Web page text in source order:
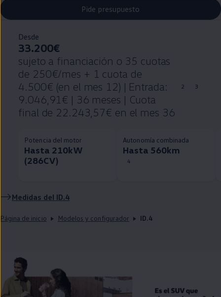
Pide presupuesto
Desde
33.200€
sujeto a financiación o 35 cuotas
de 250€/mes + 1 cuota de
4.500€ (en el mes 12) | Entrada:
9.046,91€ | 36 meses | Cuota
final de 22.243,57€ en el mes 36
2 3
Potencia del motor
Hasta 210kW
(286CV)
Autonomía combinada
Hasta 560km
4
Medidas del ID.4
Página de inicio Modelos y configurador ID.4